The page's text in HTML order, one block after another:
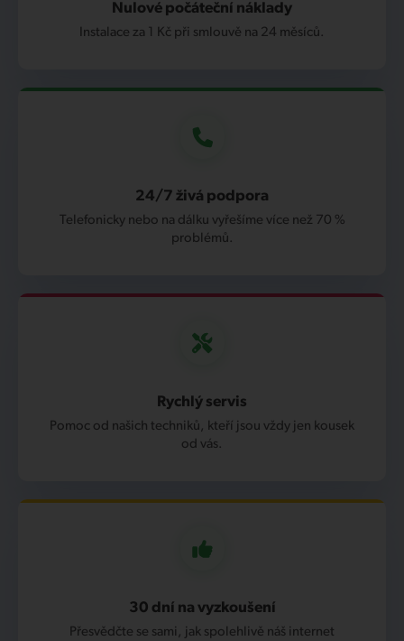
Nulové počáteční náklady
Instalace za 1 Kč při smlouvě na 24 měsíců.
24/7 živá podpora
Telefonicky nebo na dálku vyřešíme více než 70 %
problémů.
Rychlý servis
Pomoc od našich techniků, kteří jsou vždy jen kousek
od vás.
30 dní na vyzkoušení
Přesvědčte se sami, jak spolehlivě náš internet